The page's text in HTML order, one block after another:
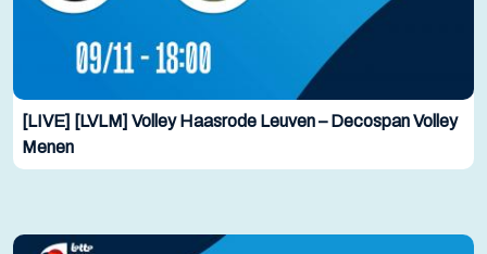
[LIVE] [LVLM] Volley Haasrode Leuven – Decospan Volley
Menen